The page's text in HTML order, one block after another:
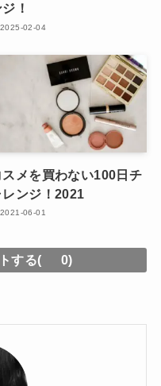
！
2025-02-04
スメを買わない100日チ
レンジ！2021
2021-06-01
する( 0)